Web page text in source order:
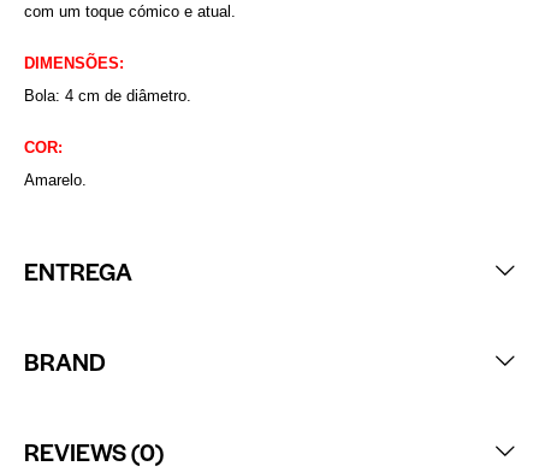
com um toque cómico e atual.
DIMENSÕES:
Bola: 4 cm de diâmetro.
COR:
Amarelo.
ENTREGA
BRAND
REVIEWS (0)